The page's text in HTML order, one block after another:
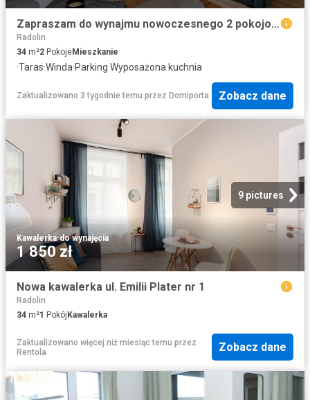
Zapraszam do wynajmu nowoczesnego 2 pokojowego mieszkania z tarasem i windą
Radolin
34 m²2 PokojeMieszkanie
·Taras·Winda·Parking·Wyposażona kuchnia
Zaktualizowano 3 tygodnie temu przez Domiporta Zobacz dane
9 pictures
Kawalerka·do wynajęcia
1 850 zł
Nowa kawalerka ul. Emilii Plater nr 1
Radolin
34 m²1 PokójKawalerka
Zaktualizowano więcej niż miesiąc temu przez
Rentola
Zobacz dane